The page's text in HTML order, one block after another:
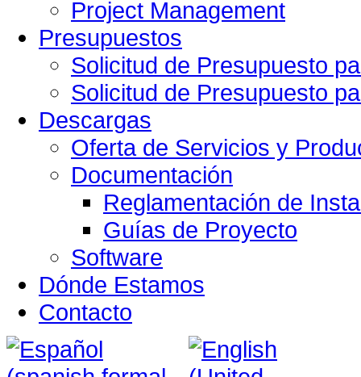
Project Management
Presupuestos
Solicitud de Presupuesto
Solicitud de Presupuesto
Descargas
Oferta de Servicios y
Documentación
Reglamentación de
Guías de Proyecto
Software
Dónde Estamos
Contacto